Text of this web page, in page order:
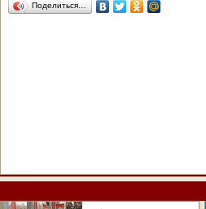
Поделиться…